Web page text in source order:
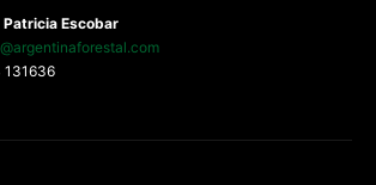
Escobar
131636